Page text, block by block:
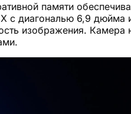
памяти
с диагональю 6,9 дюйма
изображения.